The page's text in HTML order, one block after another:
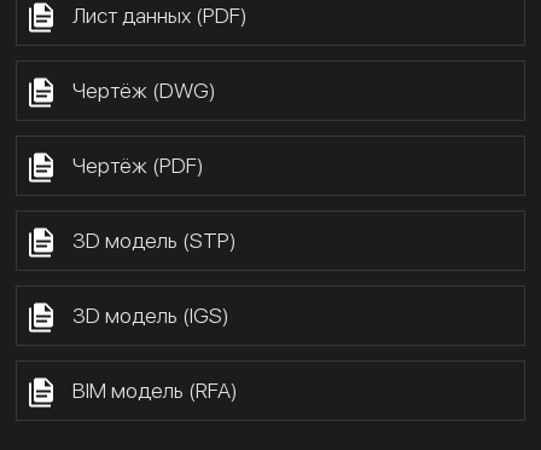
Лист данных (PDF)
Чертёж (DWG)
Чертёж (PDF)
3D модель (STP)
3D модель (IGS)
BIM модель (RFA)